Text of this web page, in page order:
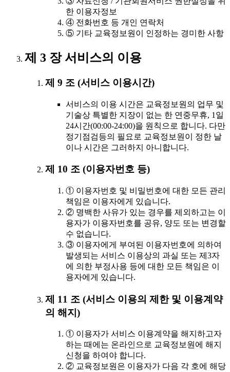
한 이용자정보
④ 전화번호 등 개인 연락처
⑤ 기타 교육정보원이 인정하는 경미한 사항
제 3 장 서비스의 이용
제 9 조 (서비스 이용시간)
서비스의 이용 시간은 교육정보원의 업무 및
기술상 특별한 지장이 없는 한 연중무휴, 1일
24시간(00:00-24:00)을 원칙으로 합니다. 다만
정기점검등의 필요로 교육정보원이 정한 날
이나 시간은 그러하지 아니합니다.
제 10 조 (이용자번호 등)
① 이용자번호 및 비밀번호에 대한 모든 관리
책임은 이용자에게 있습니다.
② 명백한 사유가 있는 경우를 제외하고는 이
용자가 이용자번호를 공유, 양도 또는 변경할
수 없습니다.
③ 이용자에게 부여된 이용자번호에 의하여
발생되는 서비스 이용상의 과실 또는 제3자
에 의한 부정사용 등에 대한 모든 책임은 이
용자에게 있습니다.
제 11 조 (서비스 이용의 제한 및 이용계약
의 해지)
① 이용자가 서비스 이용계약을 해지하고자
하는 때에는 온라인으로 교육정보원에 해지
신청을 하여야 합니다.
② 교육정보원은 이용자가 다음 각 호에 해당